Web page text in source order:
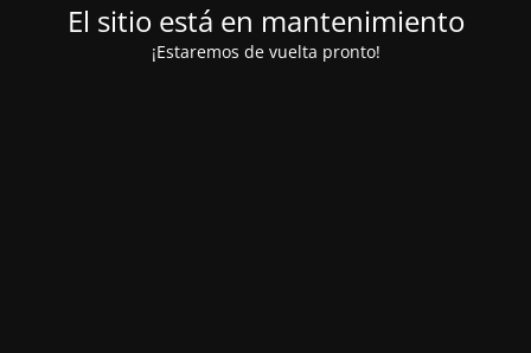
El sitio está en mantenimiento
¡Estaremos de vuelta pronto!